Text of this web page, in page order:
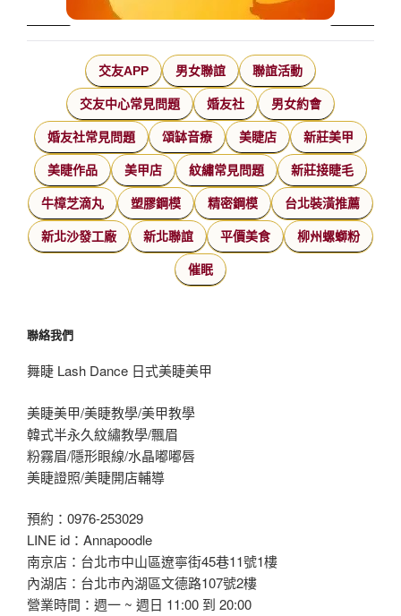
交友APP 男女聯誼 聯誼活動
交友中心常見問題 婚友社 男女約會
婚友社常見問題 頌缽音療 美睫店 新莊美甲
美睫作品 美甲店 紋繡常見問題 新莊接睫毛
牛樟芝滴丸 塑膠鋼模 精密鋼模 台北裝潢推薦
新北沙發工廠 新北聯誼 平價美食 柳州螺螄粉
催眠
聯絡我們
舞睫 Lash Dance 日式美睫美甲
美睫美甲/美睫教學/美甲教學
韓式半永久紋繡教學/飄眉
粉霧眉/隱形眼線/水晶嘟嘟唇
美睫證照/美睫開店輔導
預約：0976-253029
LINE id：Annapoodle
南京店：台北市中山區遼寧街45巷11號1樓
內湖店：台北市內湖區文德路107號2樓
營業時間：週一 ~ 週日 11:00 到 20:00